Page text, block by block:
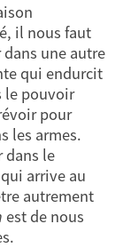
il nous faut
une autre
qui endurcit
le pouvoir
pour
les armes.
dans le
arrive au
autrement
est de nous